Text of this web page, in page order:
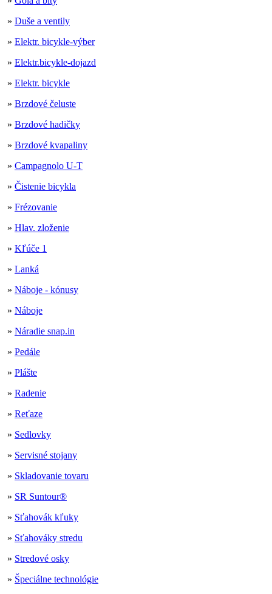
» Duše a ventily
» Elektr. bicykle-výber
» Elektr.bicykle-dojazd
» Elektr. bicykle
» Brzdové čeluste
» Brzdové hadičky
» Brzdové kvapaliny
» Campagnolo U-T
» Čistenie bicykla
» Frézovanie
» Hlav. zloženie
» Kľúče 1
» Lanká
» Náboje - kónusy
» Náboje
» Náradie snap.in
» Pedále
» Plášte
» Radenie
» Reťaze
» Sedlovky
» Servisné stojany
» Skladovanie tovaru
» SR Suntour®
» Sťahovák kľuky
» Sťahováky stredu
» Stredové osky
» Špeciálne technológie